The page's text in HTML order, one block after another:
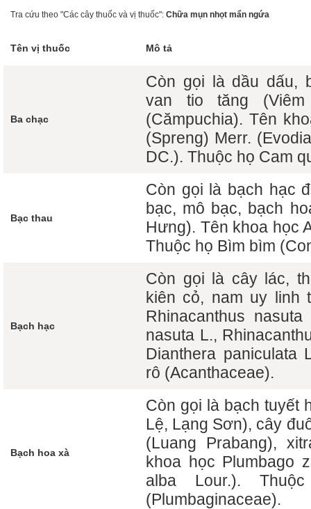
Tra cứu theo "Các cây thuốc và vị thuốc": Chữa mụn nhọt mẩn ngứa
Tên vị thuốc Mô tả
Ba chạc
Còn gọi là dầu dấu,
van tio tăng
(Cămpuchia). Tên
(Spreng) Merr.
DC.). Thuộc họ Cam
Bạc thau
Còn gọi là bạch hạc
bạc, mô bạc, bạch
Hưng). Tên khoa học
Thuộc họ Bìm bìm
Bạch hạc
Còn gọi là cây lác,
kiên cỏ, nam uy linh
Rhinacanthus
nasuta L.,
Dianthera paniculata
rô (Acanthaceae).
Bạch hoa xà
Còn gọi là bạch tuyết
Lệ, Lạng Sơn), cây
(Luang Prabang),
khoa học Plumbago
alba Lour.).
(Plumbaginaceae).